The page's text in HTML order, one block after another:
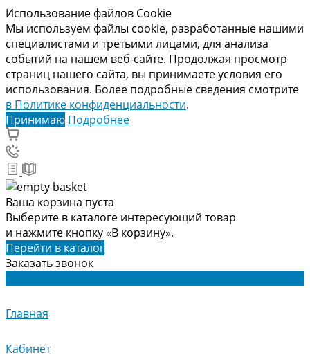
Использование файлов Cookie
Мы используем файлы cookie, разработанные нашими
специалистами и третьими лицами, для анализа
событий на нашем веб-сайте. Продолжая просмотр
страниц нашего сайта, вы принимаете условия его
использования. Более подробные сведения смотрите
в Политике конфиденциальности.
Принимаю Подробнее
Ваша корзина пуста
Выберите в каталоге интересующий товар
и нажмите кнопку «В корзину».
Перейти в каталог
Заказать звонок
Главная
Кабинет